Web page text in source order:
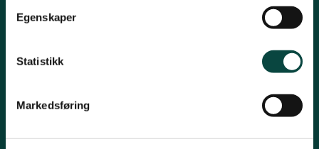
Egenskaper
Statistikk
Markedsføring
Konto# 45008214321